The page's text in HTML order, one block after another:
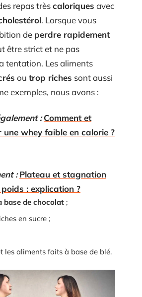
repas trèscaloriques avec
. Lorsque vous
de perdre rapidement
être strict et ne pas
tentation. Les aliments
ou trop riches sont aussi
exemples, nous avons :
: Comment et
whey faible en calorie ?
: Plateau et stagnation
: explication ?
base de chocolat ;
en sucre ;
les aliments faits à base de blé.